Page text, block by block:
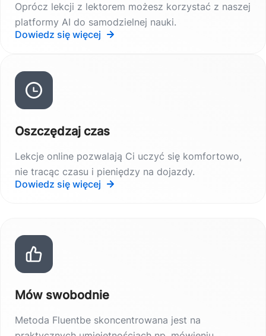
Oprócz lekcji z lektorem możesz korzystać z naszej
platformy AI do samodzielnej nauki.
Dowiedz się więcej
Oszczędzaj czas
Lekcje online pozwalają Ci uczyć się komfortowo,
nie tracąc czasu i pieniędzy na dojazdy.
Dowiedz się więcej
Mów swobodnie
Metoda Fluentbe skoncentrowana jest na